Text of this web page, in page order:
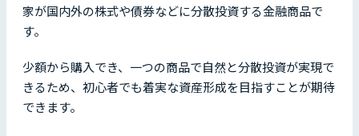
家が国内外の株式や債券などに分散投資する金融商品で
す。
少額から購入でき、一つの商品で自然と分散投資が実現で
きるため、初心者でも着実な資産形成を目指すことが期待
できます。